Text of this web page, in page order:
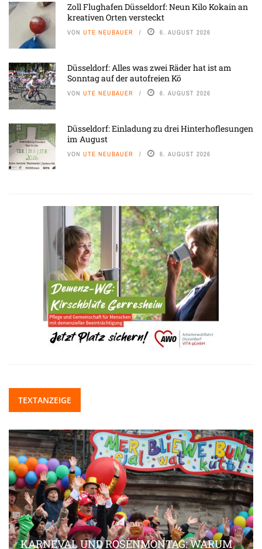
Zoll Flughafen Düsseldorf: Neun Kilo Kokain an
kreativen Orten versteckt
VON UTE NEUBAUER 6. AUGUST 2026
Düsseldorf: Alles was zwei Räder hat ist am
Sonntag auf der autofreien Kö
VON UTE NEUBAUER 6. AUGUST 2026
Düsseldorf: Einladung zu drei Hinterhoflesungen
im August
VON UTE NEUBAUER 6. AUGUST 2026
TEXTANZEIGE
KARNEVAL UND ROSENMONTAG: WARUM